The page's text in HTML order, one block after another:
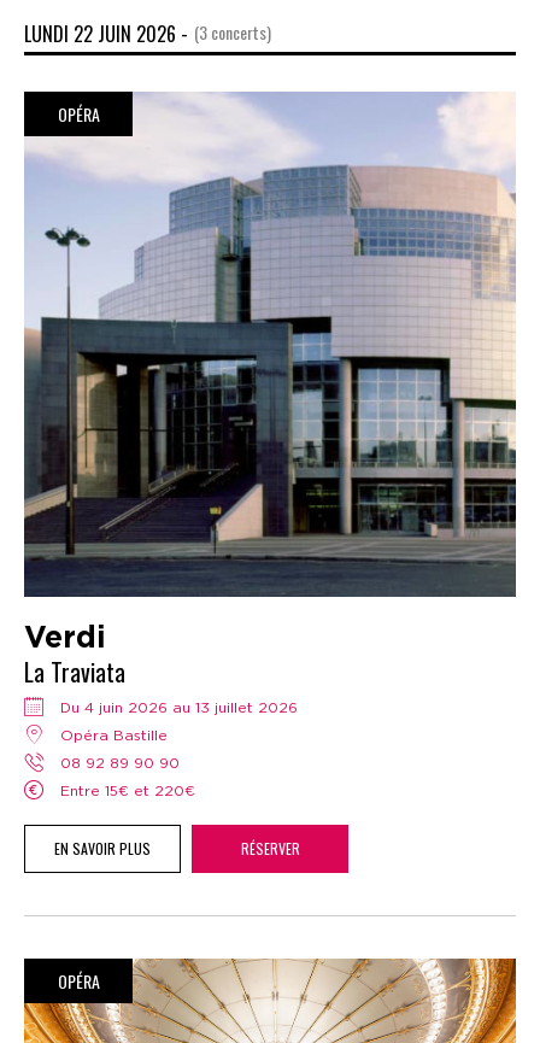
LUNDI 22 JUIN 2026 - (3 concerts)
OPÉRA
Verdi
La Traviata
Du 4 juin 2026 au 13 juillet 2026
Opéra Bastille
08 92 89 90 90
Entre 15€ et 220€
EN SAVOIR PLUS RÉSERVER
OPÉRA